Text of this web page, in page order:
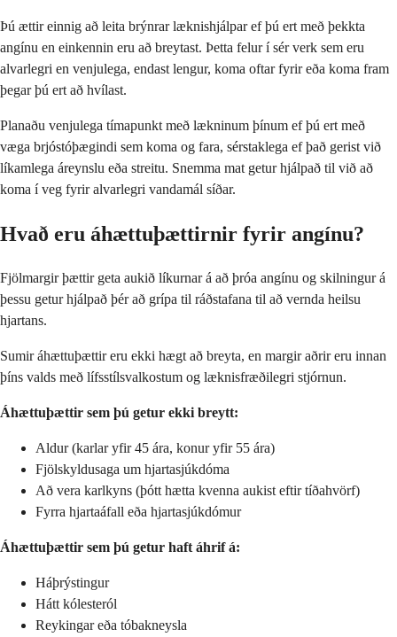
Þú ættir einnig að leita brýnrar læknishjálpar ef þú ert með þekkta
angínu en einkennin eru að breytast. Þetta felur í sér verk sem eru
alvarlegri en venjulega, endast lengur, koma oftar fyrir eða koma fram
þegar þú ert að hvílast.
Planaðu venjulega tímapunkt með lækninum þínum ef þú ert með
væga brjóstóþægindi sem koma og fara, sérstaklega ef það gerist við
líkamlega áreynslu eða streitu. Snemma mat getur hjálpað til við að
koma í veg fyrir alvarlegri vandamál síðar.
Hvað eru áhættuþættirnir fyrir angínu?
Fjölmargir þættir geta aukið líkurnar á að þróa angínu og skilningur á
þessu getur hjálpað þér að grípa til ráðstafana til að vernda heilsu
hjartans.
Sumir áhættuþættir eru ekki hægt að breyta, en margir aðrir eru innan
þíns valds með lífsstílsvalkostum og læknisfræðilegri stjórnun.
Áhættuþættir sem þú getur ekki breytt:
Aldur (karlar yfir 45 ára, konur yfir 55 ára)
Fjölskyldusaga um hjartasjúkdóma
Að vera karlkyns (þótt hætta kvenna aukist eftir tíðahvörf)
Fyrra hjartaáfall eða hjartasjúkdómur
Áhættuþættir sem þú getur haft áhrif á:
Háþrýstingur
Hátt kólesteról
Reykingar eða tóbakneysla